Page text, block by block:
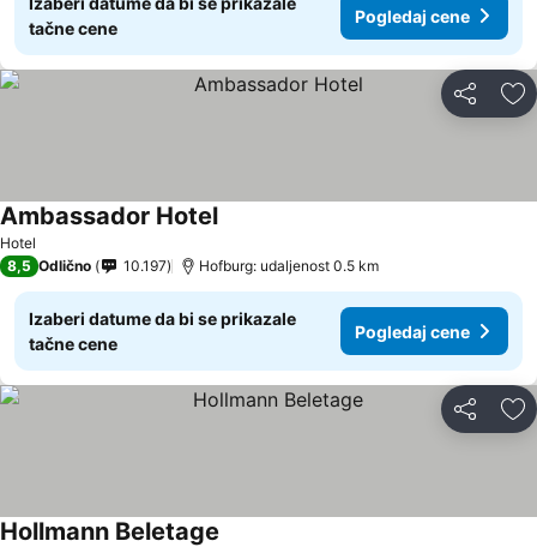
tačne cene
Pogledaj cene
Deli
Hotel
Ambassador Hotel
8,5 Odlično 10.197 Hofburg: udaljenost 0.5 km
Izaberi datume da bi se prikazale
tačne cene
Pogledaj cene
Deli
Hollmann Beletage